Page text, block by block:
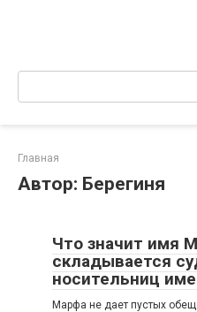
Главная
Автор: Берегиня
Что значит имя
складывается
носительниц
Марфа не дает пустых